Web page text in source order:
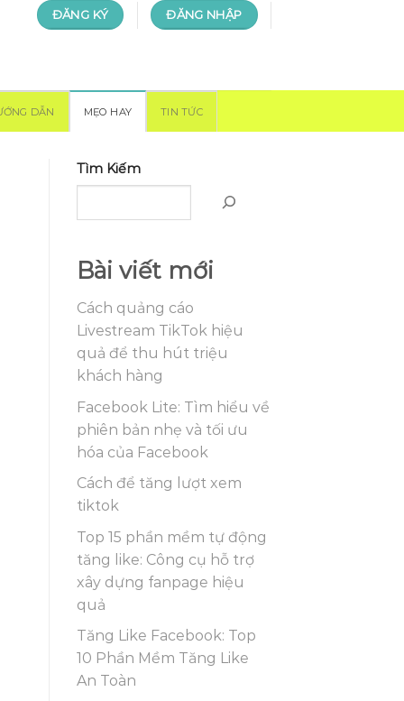
ĐĂNG KÝ ĐĂNG NHẬP
DẪN MẸO HAY TIN TỨC
Tìm Kiếm
Bài viết mới
Cách quảng cáo
Livestream TikTok hiệu
quả để thu hút triệu
khách hàng
Facebook Lite: Tìm hiểu về
phiên bản nhẹ và tối ưu
hóa của Facebook
Cách để tăng lượt xem
tiktok
Top 15 phần mềm tự động
tăng like: Công cụ hỗ trợ
xây dựng fanpage hiệu
quả
Tăng Like Facebook: Top
10 Phần Mềm Tăng Like
An Toàn